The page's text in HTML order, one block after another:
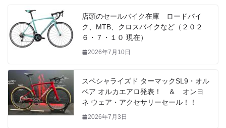
店頭のセールバイク在庫 ロードバイ
ク、MTB、クロスバイクなど（２０２
６・７・１０ 現在）
2026年7月10日
スペシャライズド ターマックSL9・オル
ベア オルカエアロ発表！ ＆ オンヨ
ネ ウェア・アクセサリーセール！！
2026年7月3日